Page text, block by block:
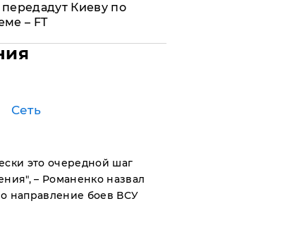
Киеву по
– FT
Сеть
это очередной шаг
– Романенко назвал
направление боев ВСУ